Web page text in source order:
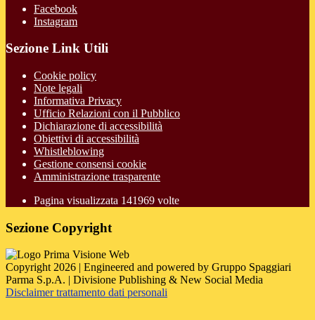
Facebook
Instagram
Sezione Link Utili
Cookie policy
Note legali
Informativa Privacy
Ufficio Relazioni con il Pubblico
Dichiarazione di accessibilità
Obiettivi di accessibilità
Whistleblowing
Gestione consensi cookie
Amministrazione trasparente
Pagina visualizzata 141969 volte
Sezione Copyright
Copyright 2026 | Engineered and powered by Gruppo Spaggiari
Parma S.p.A. | Divisione Publishing & New Social Media
Disclaimer trattamento dati personali